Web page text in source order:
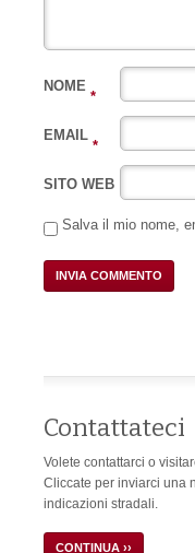
NOME
*
EMAIL
*
SITO WEB
Salva il mio nome,
Contattateci
Volete contattarci o
Cliccate per inviarci una
indicazioni stradali.
CONTINUA ››